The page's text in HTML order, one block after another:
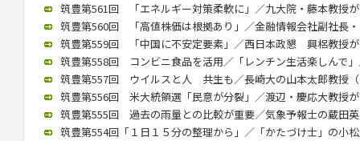
筑豊第561回 「エネルギー対策柔軟に」／九大院・藤本教授
筑豊第560回 「高値株価は根拠あり」／金融情報会社副社長
筑豊第559回 「中国に不安定要素」／西日本政懇 興梠教授
筑豊第558回 コンビニ食品を活用／「レンチン生活楽しんで
筑豊第557回 ウイルスと人 共生も／長崎大の山本太郎教授
筑豊第556回 米大統領選「民意が分裂」／渡辺・慶応大教授
筑豊第555回 過去の雨量との比較が重要／気象予報士の蔵田
筑豊第554回「１日１５分の整理から」／「かたづけ士」の小